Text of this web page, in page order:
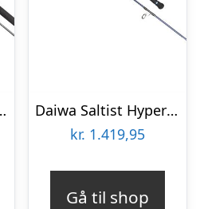
Trolling
Daiwa Saltist Hyper SJ
kr. 1.419,95
Gå til shop